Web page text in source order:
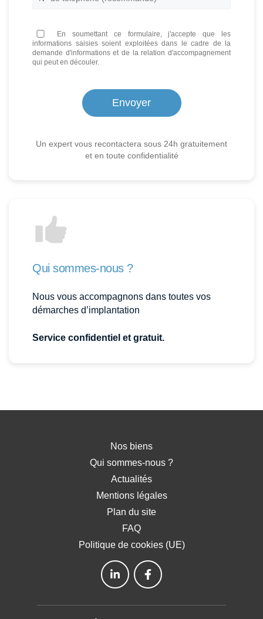
En soumettant ce formulaire, j'accepte que les
informations saisies soient exploitées dans le cadre de la
demande d'informations et de la relation d'accompagnement
qui peut en découler.
Un expert vous recontactera sous 24h gratuitement
et en toute confidentialité
Qui sommes-nous ?
Nous vous accompagnons dans toutes vos
démarches d’implantation
Service confidentiel et gratuit.
Nos biens
Qui sommes-nous ?
Actualités
Mentions légales
Plan du site
FAQ
Politique de cookies (UE)